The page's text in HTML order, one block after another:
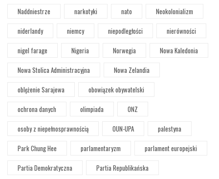
Naddniestrze
narkotyki nato
Neokolonializm
niderlandy
niemcy niepodległości
nierówności
nigel farage
Nigeria Norwegia
Nowa Kaledonia
Nowa Stolica Administracyjna
Nowa Zelandia
oblężenie Sarajewa
obowiązek obywatelski
ochrona danych
olimpiada
ONZ
osoby z niepełnosprawnością
OUN-UPA
palestyna
Park Chung Hee
parlamentaryzm
parlament europejski
Partia Demokratyczna
Partia Republikańska